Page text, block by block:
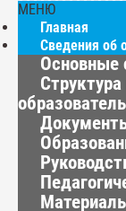
МЕНЮ
Главная
Сведения об
Основные